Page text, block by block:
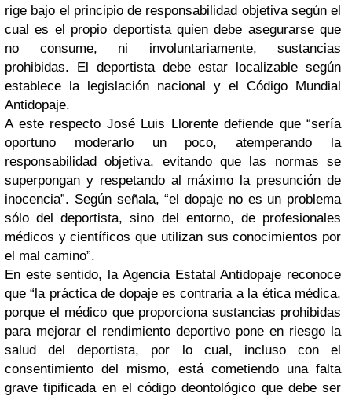
rige bajo el principio de responsabilidad objetiva según el
cual es el propio deportista quien debe asegurarse que
no consume, ni involuntariamente, sustancias
prohibidas. El deportista debe estar localizable según
establece la legislación nacional y el Código Mundial
Antidopaje.
A este respecto José Luis Llorente defiende que “sería
oportuno moderarlo un poco, atemperando la
responsabilidad objetiva, evitando que las normas se
superpongan y respetando al máximo la presunción de
inocencia”. Según señala, “el dopaje no es un problema
sólo del deportista, sino del entorno, de profesionales
médicos y científicos que utilizan sus conocimientos por
el mal camino”.
En este sentido, la Agencia Estatal Antidopaje reconoce
que “la práctica de dopaje es contraria a la ética médica,
porque el médico que proporciona sustancias prohibidas
para mejorar el rendimiento deportivo pone en riesgo la
salud del deportista, por lo cual, incluso con el
consentimiento del mismo, está cometiendo una falta
grave tipificada en el código deontológico que debe ser